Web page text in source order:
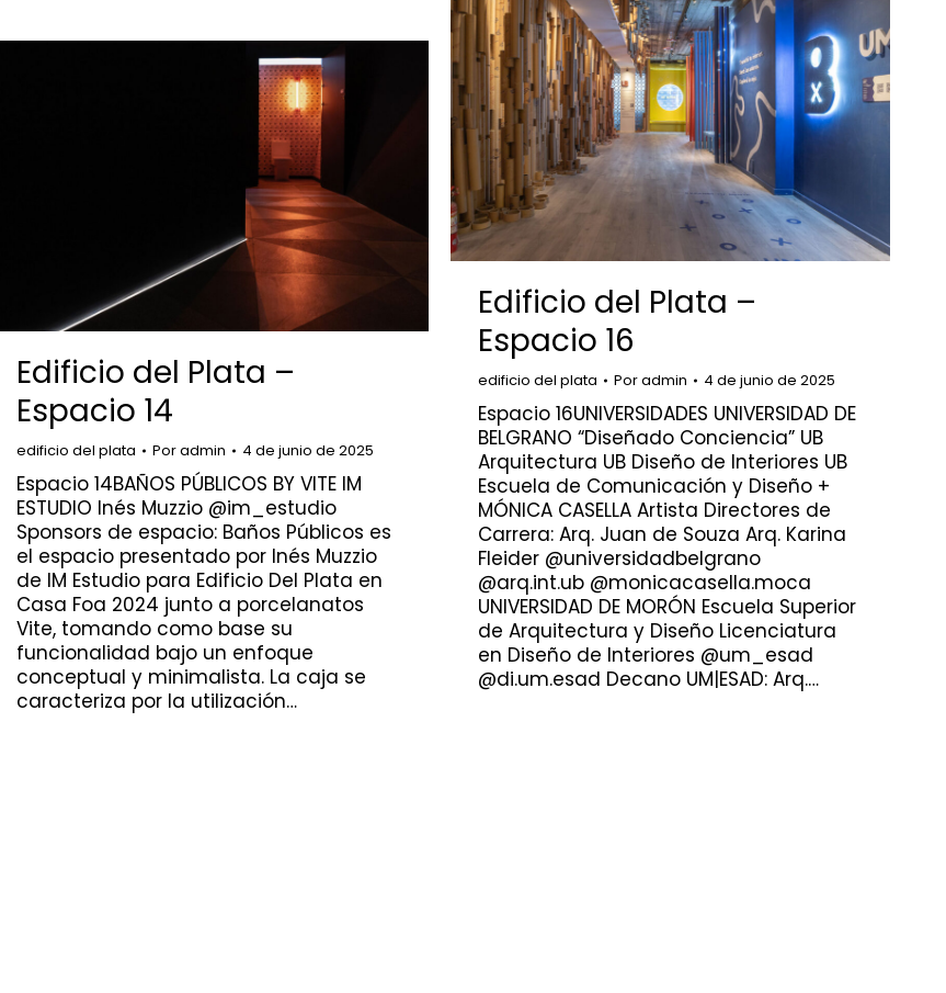
Edificio del Plata –
Espacio 16
edificio del plata Poradmin 4 de junio de 2025
Espacio 16UNIVERSIDADES UNIVERSIDAD DE
BELGRANO “Diseñado Conciencia” UB
Arquitectura UB Diseño de Interiores UB
Escuela de Comunicación y Diseño +
MÓNICA CASELLA Artista Directores de
Carrera: Arq. Juan de Souza Arq. Karina
Fleider @universidadbelgrano
@arq.int.ub @monicacasella.moca
UNIVERSIDAD DE MORÓN Escuela Superior
de Arquitectura y Diseño Licenciatura
en Diseño de Interiores @um_esad
@di.um.esad Decano UM|ESAD: Arq.…
Edificio del Plata –
Espacio 14
edificio del plata Poradmin 4 de junio de 2025
Espacio 14BAÑOS PÚBLICOS BY VITE IM
ESTUDIO Inés Muzzio @im_estudio
Sponsors de espacio: Baños Públicos es
el espacio presentado por Inés Muzzio
de IM Estudio para Edificio Del Plata en
Casa Foa 2024 junto a porcelanatos
Vite, tomando como base su
funcionalidad bajo un enfoque
conceptual y minimalista. La caja se
caracteriza por la utilización…